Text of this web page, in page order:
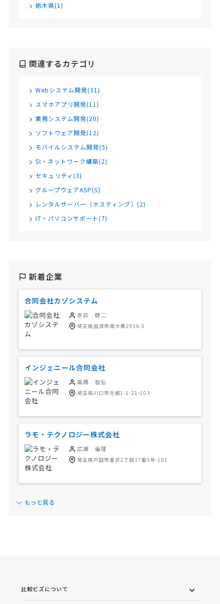
栃木県(1)
関連するカテゴリ
Webシステム開発(31)
スマホアプリ開発(11)
業務システム開発(20)
ソフトウェア開発(12)
モバイルシステム開発(5)
SI・ネットワーク構築(2)
セキュリティ(3)
グループウェアASP(5)
レンタルサーバー（ホスティング）(2)
IT・パソコンサポート(7)
新着企業
合同会社カゾシステム
赤荻 健二
埼玉県加須市南大桑2936-5
インジェニール合同会社
高橋 智弘
埼玉県川口市元郷1-1-21-103
ラモ・テクノロジー株式会社​
広瀬 倫理
埼玉県戸田市喜沢2丁目37番5号-101
もっと見る
比較ビズについて